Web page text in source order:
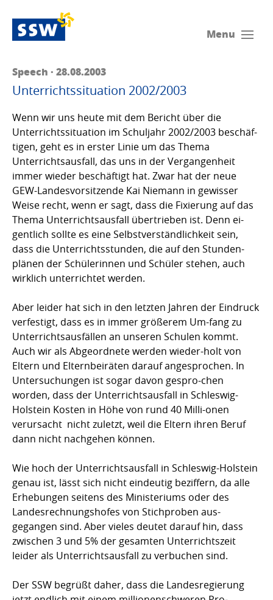
Menu
Speech · 28.08.2003
Unterrichtssituation 2002/2003
Wenn wir uns heute mit dem Bericht über die
Unterrichtssituation im Schuljahr 2002/2003 beschäf-
tigen, geht es in erster Linie um das Thema
Unterrichtsausfall, das uns in der Vergangenheit
immer wieder beschäftigt hat. Zwar hat der neue
GEW-Landesvorsitzende Kai Niemann in gewisser
Weise recht, wenn er sagt, dass die Fixierung auf das
Thema Unterrichtsausfall übertrieben ist. Denn ei-
gentlich sollte es eine Selbstverständlichkeit sein,
dass die Unterrichtsstunden, die auf den Stunden-
plänen der Schülerinnen und Schüler stehen, auch
wirklich unterrichtet werden.
Aber leider hat sich in den letzten Jahren der Eindruck
verfestigt, dass es in immer größerem Um-fang zu
Unterrichtsausfällen an unseren Schulen kommt.
Auch wir als Abgeordnete werden wieder-holt von
Eltern und Elternbeiräten darauf angesprochen. In
Untersuchungen ist sogar davon gespro-chen
worden, dass der Unterrichtsausfall in Schleswig-
Holstein Kosten in Höhe von rund 40 Milli-onen 
verursacht  nicht zuletzt, weil die Eltern ihren Beruf
dann nicht nachgehen können.
Wie hoch der Unterrichtsausfall in Schleswig-Holstein
genau ist, lässt sich nicht eindeutig beziffern, da alle
Erhebungen seitens des Ministeriums oder des
Landesrechnungshofes von Stichproben aus-
gegangen sind. Aber vieles deutet darauf hin, dass
zwischen 3 und 5% der gesamten Unterrichtszeit
leider als Unterrichtsausfall zu verbuchen sind.
Der SSW begrüßt daher, dass die Landesregierung